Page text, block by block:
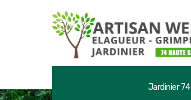
Jardinier 74